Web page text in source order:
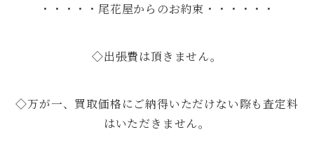
・・・・・尾花屋からのお約束・・・・・・
◇出張費は頂きません。
◇万が一、買取価格にご納得いただけない際も査定料
はいただきません。